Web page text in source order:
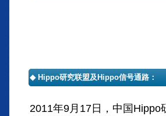
◆ Hippo研究联盟及Hippo信号通路：
2011年9月17日，中国Hippo